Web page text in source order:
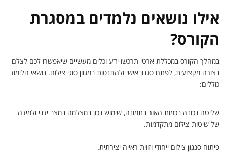
אילו נושאים נלמדים במסגרת
הקורס?
במהלך הקורס במכללת ארטי תרכשו ידע וכלים מעשיים שיאפשרו לכם לצלם
בצורה מקצועית, לפתח סגנון אישי ולהתנסות במגוון סוגי צילום. נושאי הלימוד
כוללים:
שליטה נכונה בכמות האור בתמונה, שימוש נכון במצלמה במצב ידני ולמידה
של שיטות צילום מתקדמות.
פיתוח סגנון צילום ייחודי וזווית ראייה יצירתית.